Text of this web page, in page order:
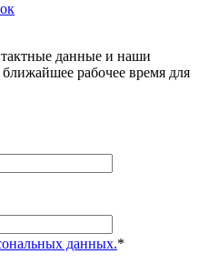
данные и наши
рабочее время для
данных.*